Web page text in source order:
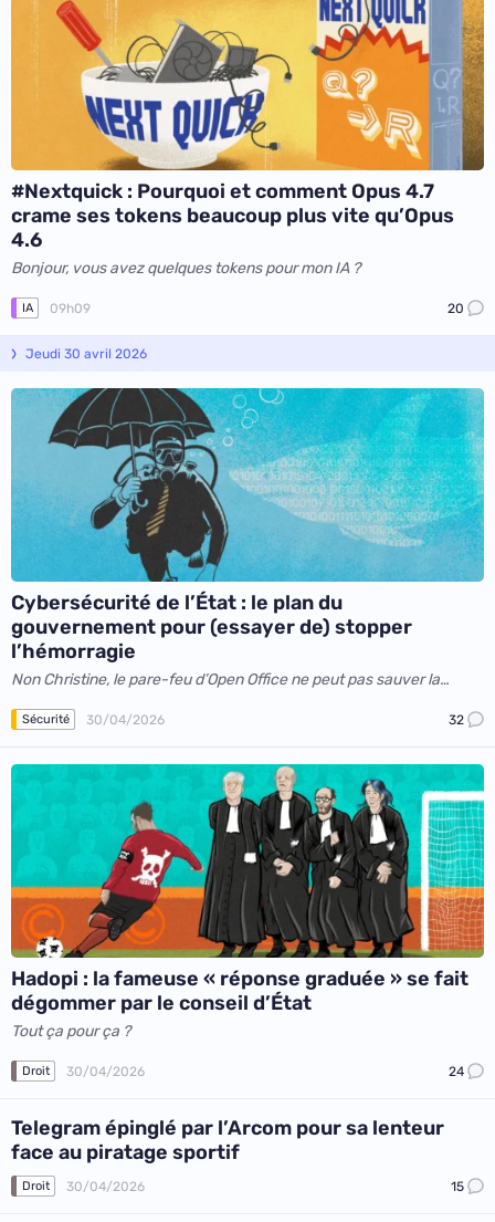
#Nextquick : Pourquoi et comment Opus 4.7
crame ses tokens beaucoup plus vite qu’Opus
4.6
Bonjour, vous avez quelques tokens pour mon IA ?
IA 09h09 20
Jeudi 30 avril 2026
Cybersécurité de l’État : le plan du
gouvernement pour (essayer de) stopper
l’hémorragie
Non Christine, le pare-feu d’Open Office ne peut pas sauver la
Sécurité 30/04/2026 32
Hadopi : la fameuse « réponse graduée » se fait
dégommer par le conseil d’État
Tout ça pour ça ?
Droit 30/04/2026 24
Telegram épinglé par l’Arcom pour sa lenteur
face au piratage sportif
Droit 30/04/2026 15